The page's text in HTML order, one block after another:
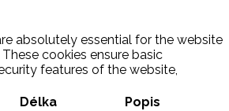
absolutely essential for the website
cookies ensure basic
features of the website,
Délka Popis